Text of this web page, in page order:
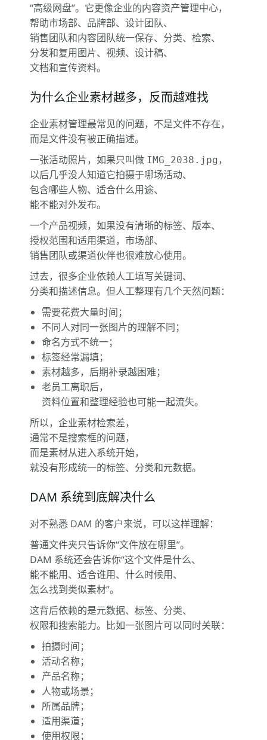
“高级网盘”。它更像企业的内容资产管理中心，
帮助市场部、品牌部、设计团队、
销售团队和内容团队统一保存、分类、检索、
分发和复用图片、视频、设计稿、
文档和宣传资料。
为什么企业素材越多，反而越难找
企业素材管理最常见的问题，不是文件不存在，
而是文件没有被正确描述。
一张活动照片，如果只叫做 IMG_2038.jpg，
以后几乎没人知道它拍摄于哪场活动、
包含哪些人物、适合什么用途、
能不能对外发布。
一个产品视频，如果没有清晰的标签、版本、
授权范围和适用渠道，市场部、
销售团队或渠道伙伴也很难放心使用。
过去，很多企业依赖人工填写关键词、
分类和描述信息。但人工整理有几个天然问题：
需要花费大量时间；
不同人对同一张图片的理解不同；
命名方式不统一；
标签经常漏填；
素材越多，后期补录越困难；
老员工离职后，
资料位置和整理经验也可能一起流失。
所以，企业素材检索差，
通常不是搜索框的问题，
而是素材从进入系统开始，
就没有形成统一的标签、分类和元数据。
DAM 系统到底解决什么
对不熟悉 DAM 的客户来说，可以这样理解：
普通文件夹只告诉你“文件放在哪里”。
DAM 系统还会告诉你“这个文件是什么、
能不能用、适合谁用、什么时候用、
怎么找到类似素材”。
这背后依赖的是元数据、标签、分类、
权限和搜索能力。比如一张图片可以同时关联：
拍摄时间；
活动名称；
产品名称；
人物或场景；
所属品牌；
适用渠道；
使用权限；